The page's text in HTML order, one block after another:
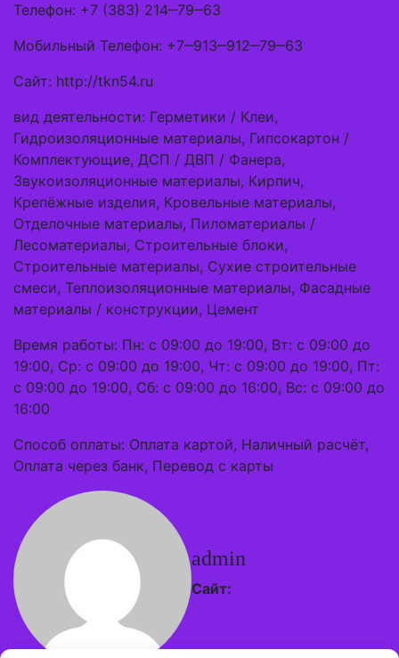
Телефон: +7 (383) 214‒79‒63
Мобильный Телефон: +7‒913‒912‒79‒63
Сайт: http://tkn54.ru
вид деятельности: Герметики / Клеи,
Гидроизоляционные материалы, Гипсокартон /
Комплектующие, ДСП / ДВП / Фанера,
Звукоизоляционные материалы, Кирпич,
Крепёжные изделия, Кровельные материалы,
Отделочные материалы, Пиломатериалы /
Лесоматериалы, Строительные блоки,
Строительные материалы, Сухие строительные
смеси, Теплоизоляционные материалы, Фасадные
материалы / конструкции, Цемент
Время работы: Пн: с 09:00 до 19:00, Вт: с 09:00 до
19:00, Ср: с 09:00 до 19:00, Чт: с 09:00 до 19:00, Пт:
с 09:00 до 19:00, Сб: с 09:00 до 16:00, Вс: с 09:00 до
16:00
Способ оплаты: Оплата картой, Наличный расчёт,
Оплата через банк, Перевод с карты
admin
Сайт: